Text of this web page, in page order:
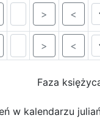
> <
> <
Faza
w kalendarzu